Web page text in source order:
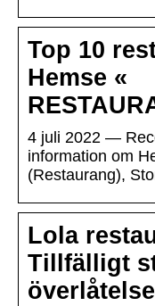
Top 10
Hemse «
4 juli 2022 —
information om
(Restaurang),
Lola
Tillfälligt
överlåtelse